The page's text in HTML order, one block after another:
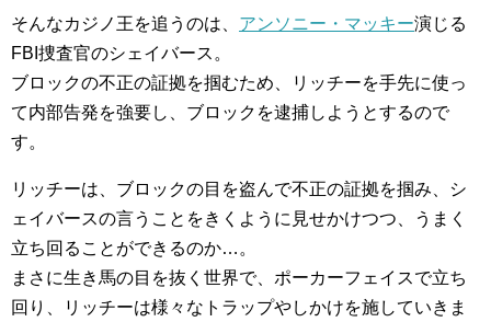
そんなカジノ王を追うのは、 アンソニー・マッキー演じる
FBI捜査官のシェイバース。
ブロックの不正の証拠を掴むため、リッチーを手先に使っ
て内部告発を強要し、ブロックを逮捕しようとするので
す。
リッチーは、ブロックの目を盗んで不正の証拠を掴み、シ
ェイバースの言うことをきくように見せかけつつ、うまく
立ち回ることができるのか…。
まさに生き馬の目を抜く世界で、ポーカーフェイスで立ち
回り、リッチーは様々なトラップやしかけを施していきま